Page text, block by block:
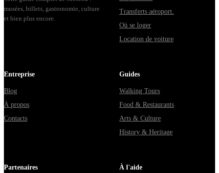
musées, billets, gastronomie, culture
et bien plus encore.
Transferts aéroport.
Où se loger
Location de voiture
Entreprise
Blog
À propos
Contacts
Guides
Walking Tours
Food & Restaurants
Arts & Culture
History & Heritage
Partenaires À l'aide